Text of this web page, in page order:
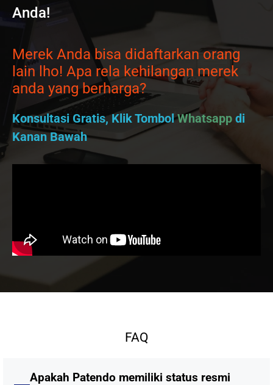
Anda!
Merek Anda bisa didaftarkan orang
lain lho! Apa rela kehilangan merek
anda yang berharga?
Konsultasi Gratis, Klik TombolWhatsapp di
Kanan Bawah
FAQ
Apakah Patendo memiliki status resmi